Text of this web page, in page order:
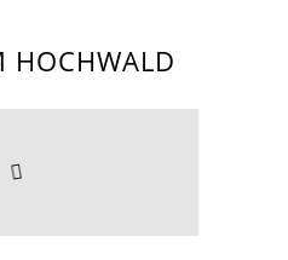
HOCHWALD